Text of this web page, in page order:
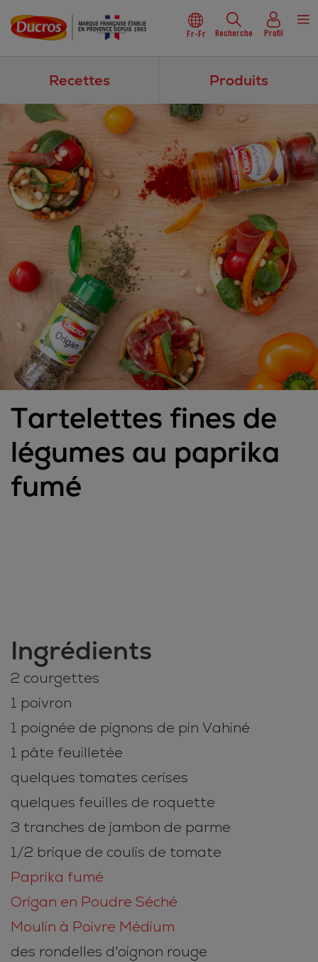
Fr-Fr Recherche Profil
Recettes Produits
Tartelettes fines de
légumes au paprika
fumé
Ingrédients
2 courgettes
1 poivron
1 poignée de pignons de pin Vahiné
1 pâte feuilletée
quelques tomates cerises
quelques feuilles de roquette
3 tranches de jambon de parme
1/2 brique de coulis de tomate
Paprika fumé
Origan en Poudre Séché
Moulin à Poivre Médium
des rondelles d'oignon rouge